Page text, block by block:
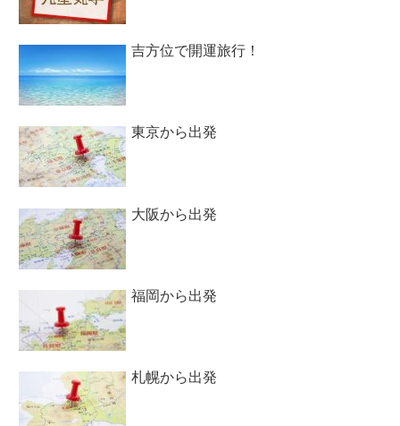
吉方位で開運旅行！
東京から出発
大阪から出発
福岡から出発
札幌から出発